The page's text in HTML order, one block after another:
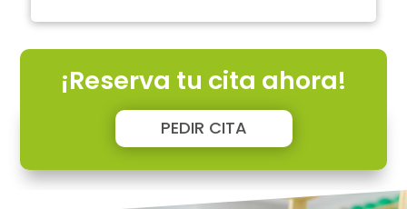
¡Reserva tu cita ahora!
PEDIR CITA